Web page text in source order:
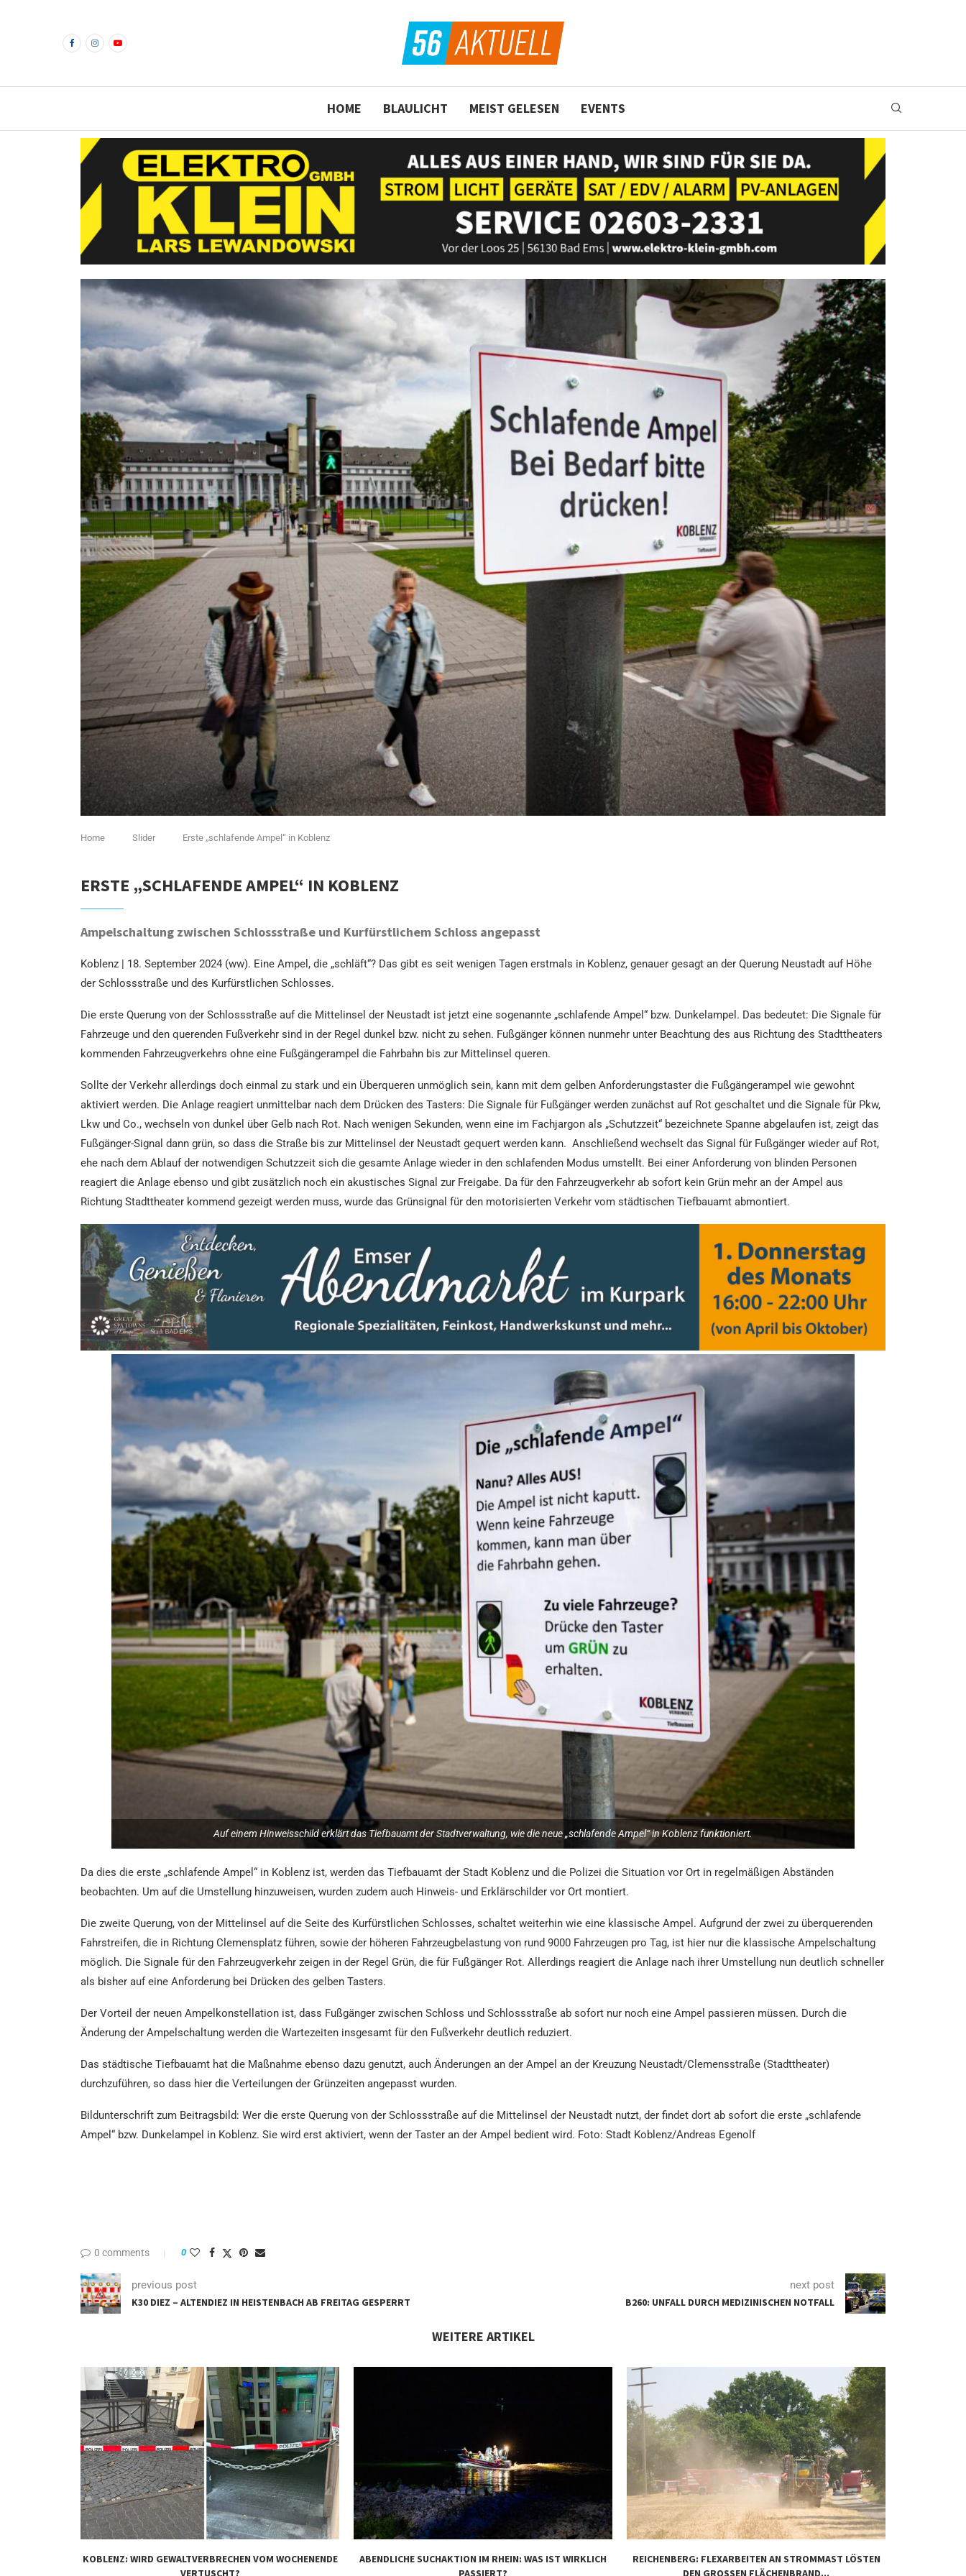
HOME BLAULICHT MEIST GELESEN EVENTS
Home Slider Erste „schlafende Ampel“ in Koblenz
ERSTE „SCHLAFENDE AMPEL“ IN KOBLENZ
Ampelschaltung zwischen Schlossstraße und Kurfürstlichem Schloss angepasst
Koblenz | 18. September 2024 (ww). Eine Ampel, die „schläft“? Das gibt es seit wenigen Tagen erstmals in Koblenz, genauer gesagt an der Querung Neustadt auf Höhe
der Schlossstraße und des Kurfürstlichen Schlosses.
Die erste Querung von der Schlossstraße auf die Mittelinsel der Neustadt ist jetzt eine sogenannte „schlafende Ampel“ bzw. Dunkelampel. Das bedeutet: Die Signale für
Fahrzeuge und den querenden Fußverkehr sind in der Regel dunkel bzw. nicht zu sehen. Fußgänger können nunmehr unter Beachtung des aus Richtung des Stadttheaters
kommenden Fahrzeugverkehrs ohne eine Fußgängerampel die Fahrbahn bis zur Mittelinsel queren.
Sollte der Verkehr allerdings doch einmal zu stark und ein Überqueren unmöglich sein, kann mit dem gelben Anforderungstaster die Fußgängerampel wie gewohnt
aktiviert werden. Die Anlage reagiert unmittelbar nach dem Drücken des Tasters: Die Signale für Fußgänger werden zunächst auf Rot geschaltet und die Signale für Pkw,
Lkw und Co., wechseln von dunkel über Gelb nach Rot. Nach wenigen Sekunden, wenn eine im Fachjargon als „Schutzzeit“ bezeichnete Spanne abgelaufen ist, zeigt das
Fußgänger-Signal dann grün, so dass die Straße bis zur Mittelinsel der Neustadt gequert werden kann. Anschließend wechselt das Signal für Fußgänger wieder auf Rot,
ehe nach dem Ablauf der notwendigen Schutzzeit sich die gesamte Anlage wieder in den schlafenden Modus umstellt. Bei einer Anforderung von blinden Personen
reagiert die Anlage ebenso und gibt zusätzlich noch ein akustisches Signal zur Freigabe. Da für den Fahrzeugverkehr ab sofort kein Grün mehr an der Ampel aus
Richtung Stadttheater kommend gezeigt werden muss, wurde das Grünsignal für den motorisierten Verkehr vom städtischen Tiefbauamt abmontiert.
Auf einem Hinweisschild erklärt das Tiefbauamt der Stadtverwaltung, wie die neue „schlafende Ampel“ in Koblenz funktioniert.
Da dies die erste „schlafende Ampel“ in Koblenz ist, werden das Tiefbauamt der Stadt Koblenz und die Polizei die Situation vor Ort in regelmäßigen Abständen
beobachten. Um auf die Umstellung hinzuweisen, wurden zudem auch Hinweis- und Erklärschilder vor Ort montiert.
Die zweite Querung, von der Mittelinsel auf die Seite des Kurfürstlichen Schlosses, schaltet weiterhin wie eine klassische Ampel. Aufgrund der zwei zu überquerenden
Fahrstreifen, die in Richtung Clemensplatz führen, sowie der höheren Fahrzeugbelastung von rund 9000 Fahrzeugen pro Tag, ist hier nur die klassische Ampelschaltung
möglich. Die Signale für den Fahrzeugverkehr zeigen in der Regel Grün, die für Fußgänger Rot. Allerdings reagiert die Anlage nach ihrer Umstellung nun deutlich schneller
als bisher auf eine Anforderung bei Drücken des gelben Tasters.
Der Vorteil der neuen Ampelkonstellation ist, dass Fußgänger zwischen Schloss und Schlossstraße ab sofort nur noch eine Ampel passieren müssen. Durch die
Änderung der Ampelschaltung werden die Wartezeiten insgesamt für den Fußverkehr deutlich reduziert.
Das städtische Tiefbauamt hat die Maßnahme ebenso dazu genutzt, auch Änderungen an der Ampel an der Kreuzung Neustadt/Clemensstraße (Stadttheater)
durchzuführen, so dass hier die Verteilungen der Grünzeiten angepasst wurden.
Bildunterschrift zum Beitragsbild: Wer die erste Querung von der Schlossstraße auf die Mittelinsel der Neustadt nutzt, der findet dort ab sofort die erste „schlafende
Ampel“ bzw. Dunkelampel in Koblenz. Sie wird erst aktiviert, wenn der Taster an der Ampel bedient wird. Foto: Stadt Koblenz/Andreas Egenolf
0 comments 0
previous post
K30 DIEZ – ALTENDIEZ IN HEISTENBACH AB FREITAG GESPERRT
next post
B260: UNFALL DURCH MEDIZINISCHEN NOTFALL
WEITERE ARTIKEL
KOBLENZ: WIRD GEWALTVERBRECHEN VOM WOCHENENDE
VERTUSCHT?
ABENDLICHE SUCHAKTION IM RHEIN: WAS IST WIRKLICH
PASSIERT?
REICHENBERG: FLEXARBEITEN AN STROMMAST LÖSTEN
DEN GROSSEN FLÄCHENBRAND...